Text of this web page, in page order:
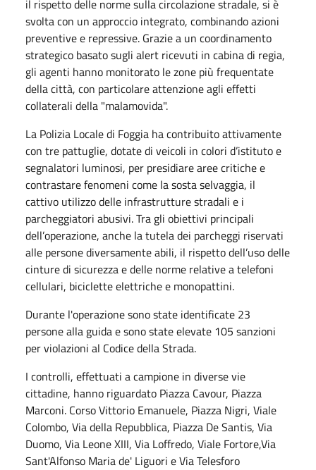
il rispetto delle norme sulla circolazione stradale, si è
svolta con un approccio integrato, combinando azioni
preventive e repressive. Grazie a un coordinamento
strategico basato sugli alert ricevuti in cabina di regia,
gli agenti hanno monitorato le zone più frequentate
della città, con particolare attenzione agli effetti
collaterali della "malamovida".
La Polizia Locale di Foggia ha contribuito attivamente
con tre pattuglie, dotate di veicoli in colori d’istituto e
segnalatori luminosi, per presidiare aree critiche e
contrastare fenomeni come la sosta selvaggia, il
cattivo utilizzo delle infrastrutture stradali e i
parcheggiatori abusivi. Tra gli obiettivi principali
dell’operazione, anche la tutela dei parcheggi riservati
alle persone diversamente abili, il rispetto dell’uso delle
cinture di sicurezza e delle norme relative a telefoni
cellulari, biciclette elettriche e monopattini.
Durante l'operazione sono state identificate 23
persone alla guida e sono state elevate 105 sanzioni
per violazioni al Codice della Strada.
I controlli, effettuati a campione in diverse vie
cittadine, hanno riguardato Piazza Cavour, Piazza
Marconi. Corso Vittorio Emanuele, Piazza Nigri, Viale
Colombo, Via della Repubblica, Piazza De Santis, Via
Duomo, Via Leone XIII, Via Loffredo, Viale Fortore,Via
Sant'Alfonso Maria de' Liguori e Via Telesforo